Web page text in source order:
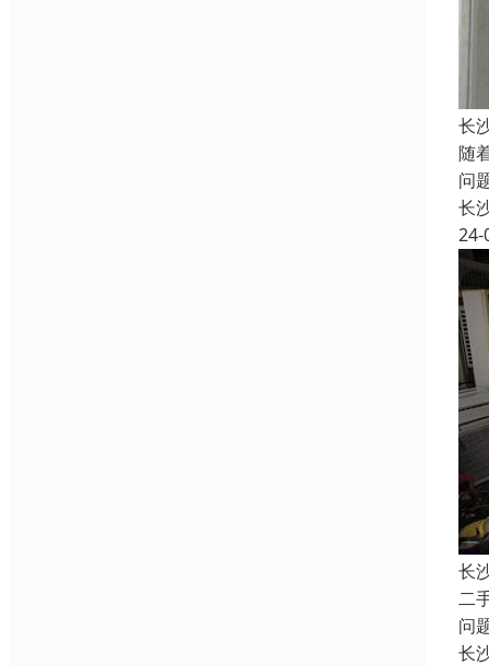
长
随
问
长
24-
长
二
问
长